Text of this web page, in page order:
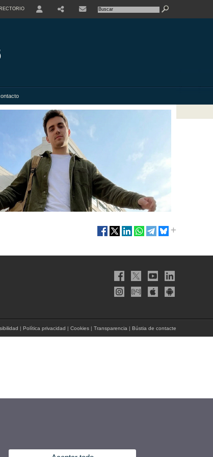
| Política privacidad | Cookies | Transparencia | Bústia de contacte